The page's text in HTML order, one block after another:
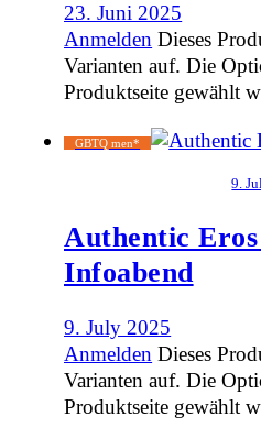
23. Juni 2025
Anmelden Dieses
Varianten auf. Die
Produktseite gewählt
GBTQ men*
9.
Authentic
Infoabend
9. July 2025
Anmelden Dieses
Varianten auf. Die
Produktseite gewählt